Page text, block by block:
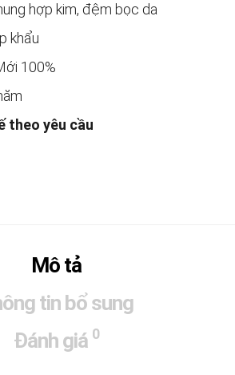
hợp kim, đệm bọc da
khẩu
100%
theo yêu cầu
Mô tả
tin bổ sung
Đánh giá 0